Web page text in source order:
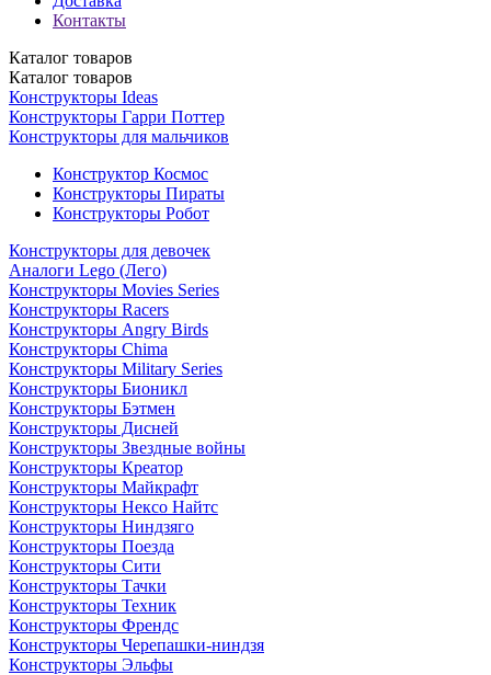
Контакты
Каталог товаров
Каталог товаров
Конструкторы Ideas
Конструкторы Гарри Поттер
Конструкторы для мальчиков
Конструктор Космос
Конструкторы Пираты
Конструкторы Робот
Конструкторы для девочек
Аналоги Lego (Лего)
Конструкторы Movies Series
Конструкторы Racers
Конструкторы Angry Birds
Конструкторы Chima
Конструкторы Military Series
Конструкторы Бионикл
Конструкторы Бэтмен
Конструкторы Дисней
Конструкторы Звездные войны
Конструкторы Креатор
Конструкторы Майкрафт
Конструкторы Нексо Найтс
Конструкторы Ниндзяго
Конструкторы Поезда
Конструкторы Сити
Конструкторы Тачки
Конструкторы Техник
Конструкторы Френдс
Конструкторы Черепашки-ниндзя
Конструкторы Эльфы